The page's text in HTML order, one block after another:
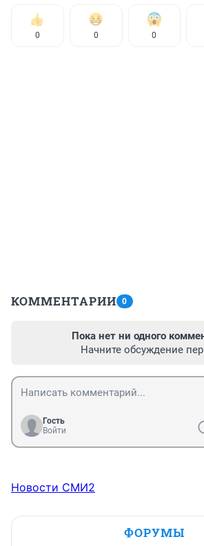
0 0 0
КОММЕНТАРИИ 0
Пока нет ни одного
Начните обсуждение
Гость
Войти
Новости СМИ2
ФОРУМЫ